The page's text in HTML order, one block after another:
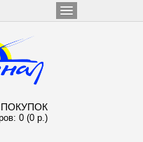
0 (0 р.)